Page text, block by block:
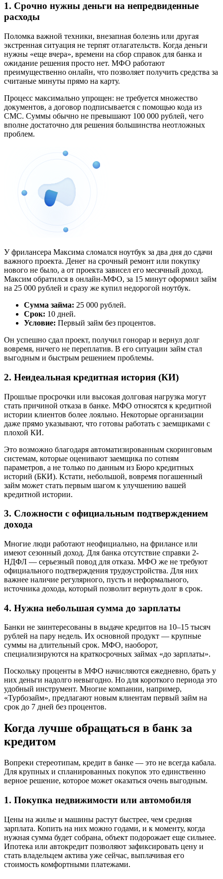
1. Срочно нужны деньги на непредвиденные
расходы
Поломка важной техники, внезапная болезнь или другая
экстренная ситуация не терпят отлагательств. Когда деньги
нужны «еще вчера», времени на сбор справок для банка и
ожидание решения просто нет. МФО работают
преимущественно онлайн, что позволяет получить средства за
считаные минуты прямо на карту.
Процесс максимально упрощен: не требуется множество
документов, а договор подписывается с помощью кода из
СМС. Суммы обычно не превышают 100 000 рублей, чего
вполне достаточно для решения большинства неотложных
проблем.
У фрилансера Максима сломался ноутбук за два дня до сдачи
важного проекта. Денег на срочный ремонт или покупку
нового не было, а от проекта зависел его месячный доход.
Максим обратился в онлайн-МФО, за 15 минут оформил займ
на 25 000 рублей и сразу же купил недорогой ноутбук.
Сумма займа: 25 000 рублей.
Срок: 10 дней.
Условие: Первый займ без процентов.
Он успешно сдал проект, получил гонорар и вернул долг
вовремя, ничего не переплатив. В его ситуации займ стал
выгодным и быстрым решением проблемы.
2. Неидеальная кредитная история (КИ)
Прошлые просрочки или высокая долговая нагрузка могут
стать причиной отказа в банке. МФО относятся к кредитной
истории клиентов более лояльно. Некоторые организации
даже прямо указывают, что готовы работать с заемщиками с
плохой КИ.
Это возможно благодаря автоматизированным скоринговым
системам, которые оценивают заемщика по сотням
параметров, а не только по данным из Бюро кредитных
историй (БКИ). Кстати, небольшой, вовремя погашенный
займ может стать первым шагом к улучшению вашей
кредитной истории.
3. Сложности с официальным подтверждением
дохода
Многие люди работают неофициально, на фрилансе или
имеют сезонный доход. Для банка отсутствие справки 2-
НДФЛ — серьезный повод для отказа. МФО же не требуют
официального подтверждения трудоустройства. Для них
важнее наличие регулярного, пусть и неформального,
источника дохода, который позволит вернуть долг в срок.
4. Нужна небольшая сумма до зарплаты
Банки не заинтересованы в выдаче кредитов на 10–15 тысяч
рублей на пару недель. Их основной продукт — крупные
суммы на длительный срок. МФО, наоборот,
специализируются на краткосрочных займах «до зарплаты».
Поскольку проценты в МФО начисляются ежедневно, брать у
них деньги надолго невыгодно. Но для короткого периода это
удобный инструмент. Многие компании, например,
«Турбозайм», предлагают новым клиентам первый займ на
срок до 7 дней без процентов.
Когда лучше обращаться в банк за
кредитом
Вопреки стереотипам, кредит в банке — это не всегда кабала.
Для крупных и спланированных покупок это единственно
верное решение, которое может оказаться очень выгодным.
1. Покупка недвижимости или автомобиля
Цены на жилье и машины растут быстрее, чем средняя
зарплата. Копить на них можно годами, и к моменту, когда
нужная сумма будет собрана, объект подорожает еще сильнее.
Ипотека или автокредит позволяют зафиксировать цену и
стать владельцем актива уже сейчас, выплачивая его
стоимость комфортными платежами.